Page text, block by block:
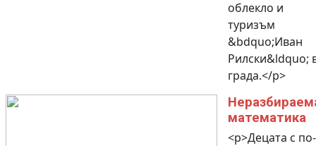
облекло и
туризъм
&bdquo;Иван
Рилски&ldquo;
града.</p>
математика
<p>Децата с по-